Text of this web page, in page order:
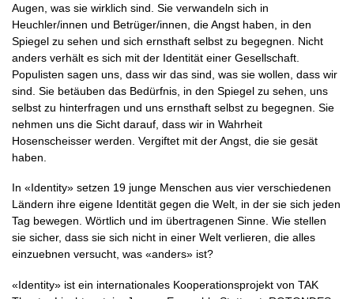
Augen, was sie wirklich sind. Sie verwandeln sich in
Heuchler/innen und Betrüger/innen, die Angst haben, in den
Spiegel zu sehen und sich ernsthaft selbst zu begegnen. Nicht
anders verhält es sich mit der Identität einer Gesellschaft.
Populisten sagen uns, dass wir das sind, was sie wollen, dass wir
sind. Sie betäuben das Bedürfnis, in den Spiegel zu sehen, uns
selbst zu hinterfragen und uns ernsthaft selbst zu begegnen. Sie
nehmen uns die Sicht darauf, dass wir in Wahrheit
Hosenscheisser werden. Vergiftet mit der Angst, die sie gesät
haben.
In «Identity» setzen 19 junge Menschen aus vier verschiedenen
Ländern ihre eigene Identität gegen die Welt, in der sie sich jeden
Tag bewegen. Wörtlich und im übertragenen Sinne. Wie stellen
sie sicher, dass sie sich nicht in einer Welt verlieren, die alles
einzuebnen versucht, was «anders» ist?
«Identity» ist ein internationales Kooperationsprojekt von TAK